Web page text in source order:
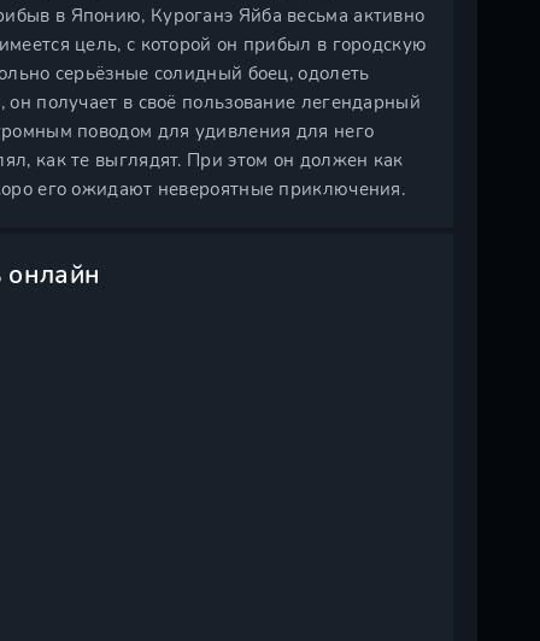
в Японию, Куроганэ Яйба весьма активно
цель, с которой он прибыл в городскую
серьёзные солидный боец, одолеть
получает в своё пользование легендарный
поводом для удивления для него
как те выглядят. При этом он должен как
его ожидают невероятные приключения.
онлайн